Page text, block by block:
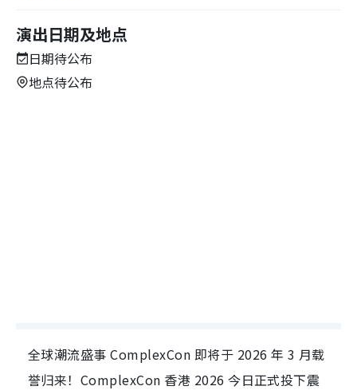
演出日期及地点
日期待公布
地点待公布
全球潮流盛事 ComplexCon 即将于 2026 年 3 月载
誉归来！ComplexCon 香港 2026 今日正式投下震